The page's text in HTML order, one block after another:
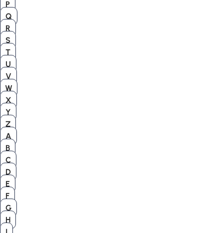
P
Q
R
S
T
U
V
W
X
Y
Z
A
B
C
D
E
F
G
H